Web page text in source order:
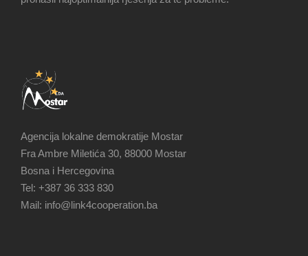
Agencija lokalne demokratije Mostar
Fra Ambre Miletića 30, 88000 Mostar
Bosna i Hercegovina
Tel: +387 36 333 830
Mail: info@link4cooperation.ba